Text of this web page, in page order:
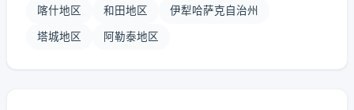
喀什地区 和田地区 伊犁哈萨克自治州
塔城地区 阿勒泰地区